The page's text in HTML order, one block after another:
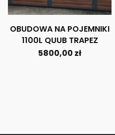
OBUDOWA NA POJEMNIKI
1100L QUUB TRAPEZ
5800,00 zł